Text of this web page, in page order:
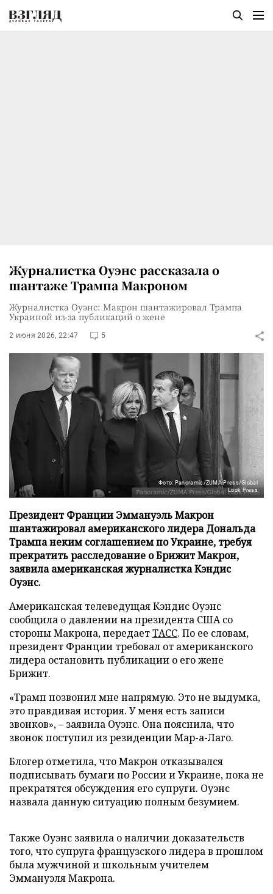
Журналистка Оуэнс рассказала о
шантаже Трампа Макроном
Журналистка Оуэнс: Макрон шантажировал Трампа
Украиной из-за публикаций о жене
2 июня 2026, 22:47 5
Фото: Panoramic/ZUMA Press/Global
Look Press
Президент Франции Эммануэль Макрон
шантажировал американского лидера Дональда
Трампа неким соглашением по Украине, требуя
прекратить расследование о Брижит Макрон,
заявила американская журналистка Кэндис
Оуэнс.
Американская телеведущая Кэндис Оуэнс
сообщила о давлении на президента США со
стороны Макрона, передаетТАСС. По ее словам,
президент Франции требовал от американского
лидера остановить публикации о его жене
Брижит.
«Трамп позвонил мне напрямую. Это не выдумка,
это правдивая история. У меня есть записи
звонков», – заявила Оуэнс. Она пояснила, что
звонок поступил из резиденции Мар-а-Лаго.
Блогер отметила, что Макрон отказывался
подписывать бумаги по России и Украине, пока не
прекратятся обсуждения его супруги. Оуэнс
назвала данную ситуацию полным безумием.
Также Оуэнс заявила о наличии доказательств
того, что супруга французского лидера в прошлом
была мужчиной и школьным учителем
Эммануэля Макрона.